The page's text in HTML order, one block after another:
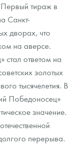
данных
тираж в
Санкт-
дворах, что
на аверсе.
стал ответом на
золотых
тысячелетия. В
Победоносец»
значение.
перерыва.